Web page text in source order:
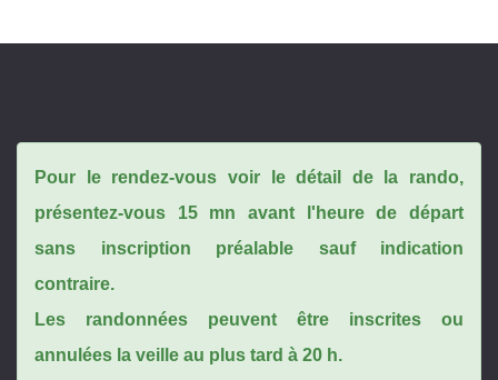
Pour le rendez-vous voir le détail de la rando,
présentez-vous 15 mn avant l'heure de départ
sans inscription préalable sauf indication
contraire.
Les randonnées peuvent être inscrites ou
annulées la veille au plus tard à 20 h.